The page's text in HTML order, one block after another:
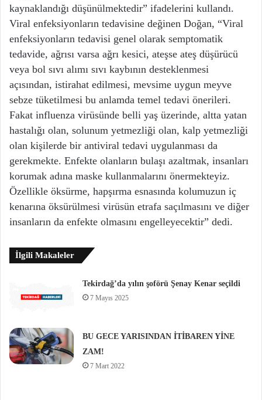
kaynaklandığı düşünülmektedir” ifadelerini kullandı.
Viral enfeksiyonların tedavisine değinen Doğan, “Viral
enfeksiyonların tedavisi genel olarak semptomatik
tedavide, ağrısı varsa ağrı kesici, ateşse ateş düşürücü
veya bol sıvı alımı sıvı kaybının desteklenmesi
açısından, istirahat edilmesi, mevsime uygun meyve
sebze tüketilmesi bu anlamda temel tedavi önerileri.
Fakat influenza virüsünde belli yaş üzerinde, altta yatan
hastalığı olan, solunum yetmezliği olan, kalp yetmezliği
olan kişilerde bir antiviral tedavi uygulanması da
gerekmekte. Enfekte olanların bulaşı azaltmak, insanları
korumak adına maske kullanmalarını önermekteyiz.
Özellikle öksürme, hapşırma esnasında kolumuzun iç
kenarına öksürülmesi virüsün etrafa saçılmasını ve diğer
insanların da enfekte olmasını engelleyecektir” dedi.
İlgili Makaleler
Tekirdağ’da yılın şoförü Şenay Kenar seçildi
7 Mayıs 2025
BU GECE YARISINDAN İTİBAREN YİNE
ZAM!
7 Mart 2022